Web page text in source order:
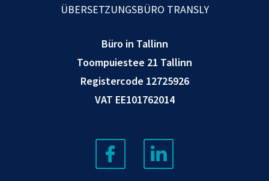
ÜBERSETZUNGSBÜRO TRANSLY
Büro in Tallinn
Toompuiestee 21 Tallinn
Registercode 12725926
VAT EE101762014